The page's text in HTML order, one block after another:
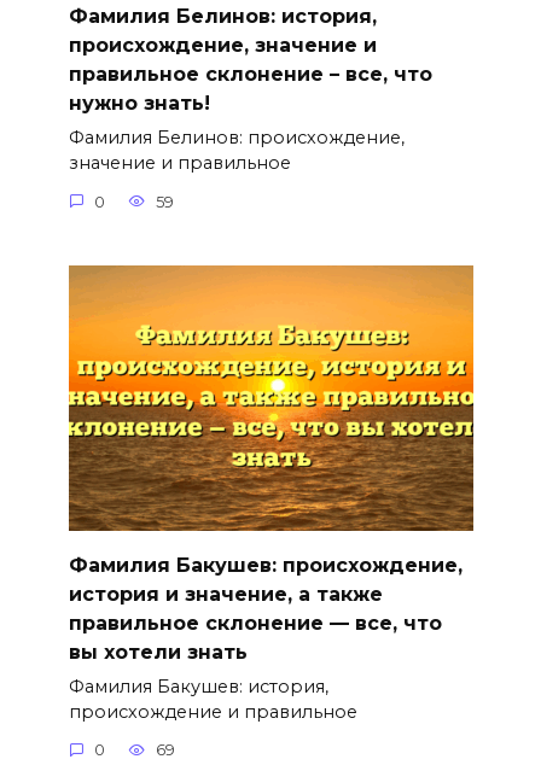
Фамилия Белинов: история,
происхождение, значение и
правильное склонение – все, что
нужно знать!
Фамилия Белинов: происхождение,
значение и правильное
0 59
Фамилия Бакушев: происхождение,
история и значение, а также
правильное склонение — все, что
вы хотели знать
Фамилия Бакушев: история,
происхождение и правильное
0 69